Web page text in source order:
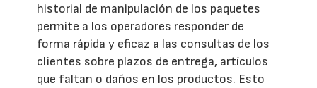
historial de manipulación de los paquetes
permite a los operadores responder de
forma rápida y eficaz a las consultas de los
clientes sobre plazos de entrega, artículos
que faltan o daños en los productos. Esto